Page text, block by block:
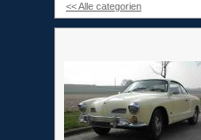
<< Alle categorien